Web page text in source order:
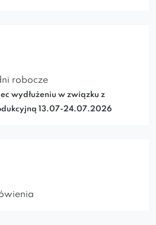
robocze
wydłużeniu w związku z
13.07-24.07.2026